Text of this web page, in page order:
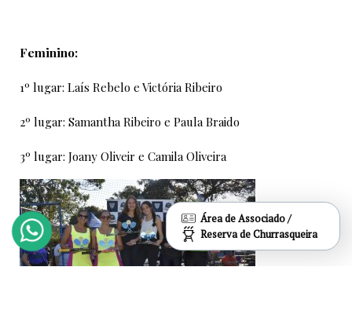
Área de Associado /
Reserva de Churrasqueira
Feminino:
1º lugar: Laís Rebelo e Victória Ribeiro
2º lugar: Samantha Ribeiro e Paula Braido
3º lugar: Joany Oliveir e Camila Oliveira